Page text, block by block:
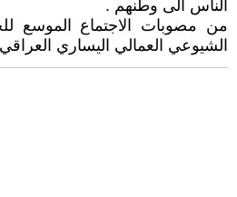
الناس الى وطنهم .
من مصوبات الاجتماع الموسع
الشيوعي العمالي اليساري العراقي